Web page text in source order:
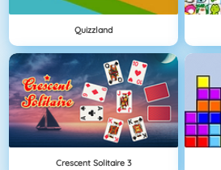
Quizzland
Crescent Solitaire 3